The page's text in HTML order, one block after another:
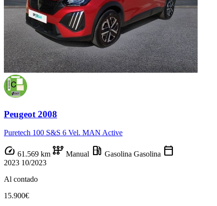
Peugeot 2008
Puretech 100 S&S 6 Vel. MAN Active
speed 61.569 km auto_transmission Manual local_gas_station Gasolina Gasolina calendar_today
2023 10/2023
Al contado
15.900€